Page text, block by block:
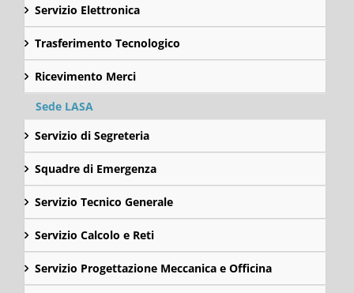
Servizio Elettronica
Trasferimento Tecnologico
Ricevimento Merci
Sede LASA
Servizio di Segreteria
Squadre di Emergenza
Servizio Tecnico Generale
Servizio Calcolo e Reti
Servizio Progettazione Meccanica e Officina